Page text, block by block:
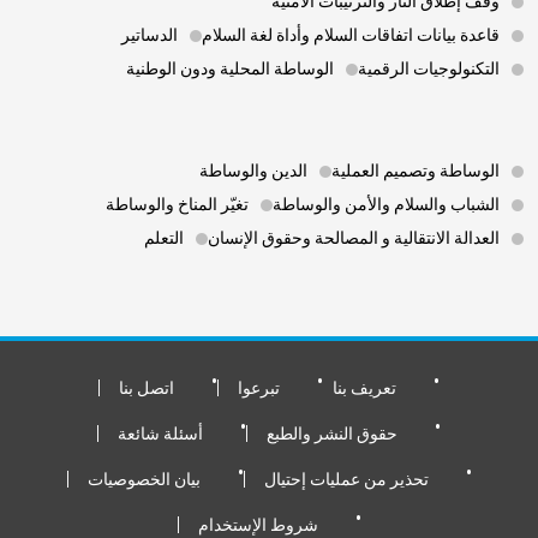
قاعدة بيانات اتفاقات السلام وأداة لغة السلام
الدساتير
التكنولوجيات الرقمية
الوساطة المحلية ودون الوطنية
Footer 3
الوساطة وتصميم العملية
الدين والوساطة
الشباب والسلام والأمن والوساطة
تغيّر المناخ والوساطة
العدالة الانتقالية و المصالحة وحقوق الإنسان
التعلم
Footer Bottom
تعريف بنا تبرعوا اتصل بنا
حقوق النشر والطبع أسئلة شائعة
تحذير من عمليات إحتيال بيان الخصوصيات
شروط الإستخدام